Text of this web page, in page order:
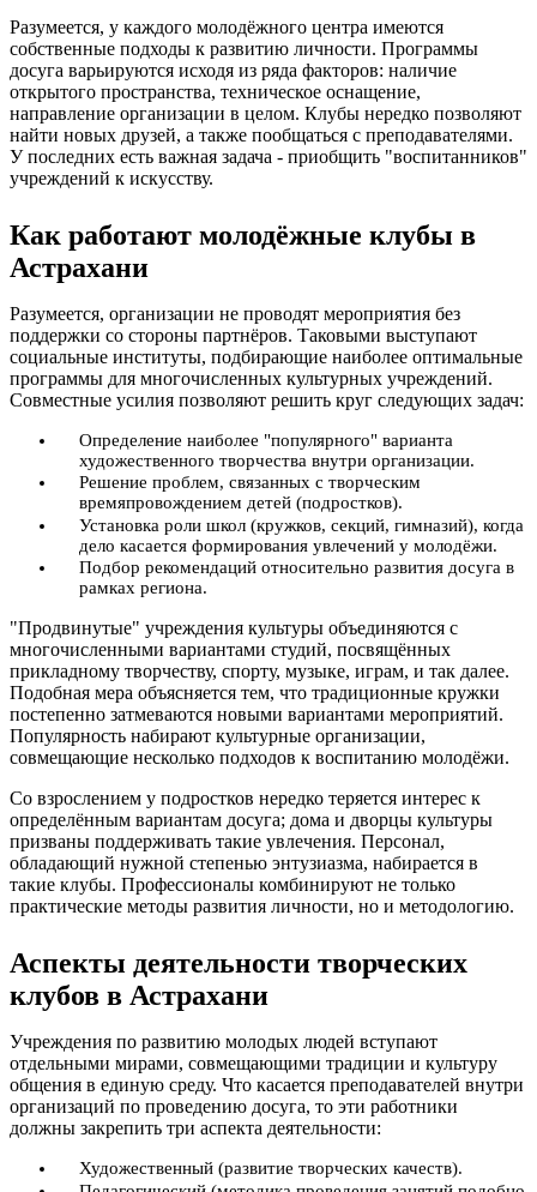
Разумеется, у каждого молодёжного центра имеются
собственные подходы к развитию личности. Программы
досуга варьируются исходя из ряда факторов: наличие
открытого пространства, техническое оснащение,
направление организации в целом. Клубы нередко позволяют
найти новых друзей, а также пообщаться с преподавателями.
У последних есть важная задача - приобщить "воспитанников"
учреждений к искусству.
Как работают молодёжные клубы в
Астрахани
Разумеется, организации не проводят мероприятия без
поддержки со стороны партнёров. Таковыми выступают
социальные институты, подбирающие наиболее оптимальные
программы для многочисленных культурных учреждений.
Совместные усилия позволяют решить круг следующих задач:
Определение наиболее "популярного" варианта
художественного творчества внутри организации.
Решение проблем, связанных с творческим
времяпровождением детей (подростков).
Установка роли школ (кружков, секций, гимназий), когда
дело касается формирования увлечений у молодёжи.
Подбор рекомендаций относительно развития досуга в
рамках региона.
"Продвинутые" учреждения культуры объединяются с
многочисленными вариантами студий, посвящённых
прикладному творчеству, спорту, музыке, играм, и так далее.
Подобная мера объясняется тем, что традиционные кружки
постепенно затмеваются новыми вариантами мероприятий.
Популярность набирают культурные организации,
совмещающие несколько подходов к воспитанию молодёжи.
Со взрослением у подростков нередко теряется интерес к
определённым вариантам досуга; дома и дворцы культуры
призваны поддерживать такие увлечения. Персонал,
обладающий нужной степенью энтузиазма, набирается в
такие клубы. Профессионалы комбинируют не только
практические методы развития личности, но и методологию.
Аспекты деятельности творческих
клубов в Астрахани
Учреждения по развитию молодых людей вступают
отдельными мирами, совмещающими традиции и культуру
общения в единую среду. Что касается преподавателей внутри
организаций по проведению досуга, то эти работники
должны закрепить три аспекта деятельности:
Художественный (развитие творческих качеств).